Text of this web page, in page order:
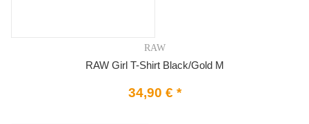
RAW
RAW Girl T-Shirt Black/Gold M
34,90 € *